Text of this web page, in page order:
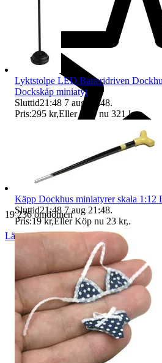
19 236 omdömen
Läs omdömen
Lyktstolpe LED Batteridriven
Dockskåp miniatyr
Sluttid21:48 7 aug 21:48.
Pris:295 kr,Eller Köp nu 321 kr,.
Käpp Dockhus miniatyrer skala 1:12
Sluttid21:48 7 aug 21:48.
Pris:19 kr,Eller Köp nu 23 kr,.